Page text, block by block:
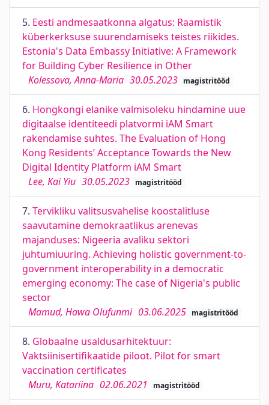
5. Eesti andmesaatkonna algatus: Raamistik
küberkerksuse suurendamiseks teistes riikides.
Estonia's Data Embassy Initiative: A Framework
for Building Cyber Resilience in Other
Kolessova, Anna-Maria 30.05.2023 magistritööd
6. Hongkongi elanike valmisoleku hindamine uue
digitaalse identiteedi platvormi iAM Smart
rakendamise suhtes. The Evaluation of Hong
Kong Residents’ Acceptance Towards the New
Digital Identity Platform iAM Smart
Lee, Kai Yiu 30.05.2023 magistritööd
7. Tervikliku valitsusvahelise koostalitluse
saavutamine demokraatlikus arenevas
majanduses: Nigeeria avaliku sektori
juhtumiuuring. Achieving holistic government-to-
government interoperability in a democratic
emerging economy: The case of Nigeria's public
sector
Mamud, Hawa Olufunmi 03.06.2025 magistritööd
8. Globaalne usaldusarhitektuur:
Vaktsiinisertifikaatide piloot. Pilot for smart
vaccination certificates
Muru, Katariina 02.06.2021 magistritööd